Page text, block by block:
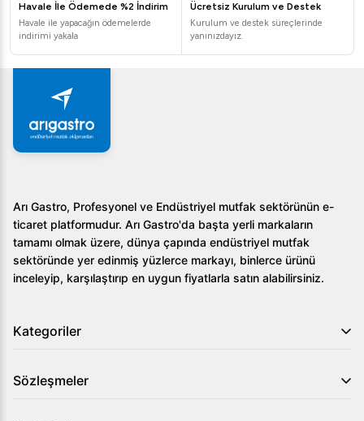
Havale İle Ödemede %2 İndirim
Havale ile yapacağın ödemelerde
indirimi yakala
Ücretsiz Kurulum ve Destek
Kurulum ve destek süreçlerinde
yanınızdayız.
Arı Gastro, Profesyonel ve Endüstriyel mutfak sektörünün e-
ticaret platformudur. Arı Gastro'da başta yerli markaların
tamamı olmak üzere, dünya çapında endüstriyel mutfak
sektöründe yer edinmiş yüzlerce markayı, binlerce ürünü
inceleyip, karşılaştırıp en uygun fiyatlarla satın alabilirsiniz.
Kategoriler
Sözleşmeler